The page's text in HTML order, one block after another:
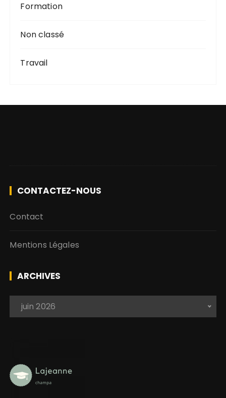
Formation
Non classé
Travail
CONTACTEZ-NOUS
Contact
Mentions Légales
ARCHIVES
v
e
juin 2026